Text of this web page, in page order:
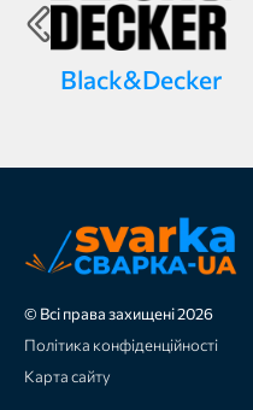
Black&Decker
© Всі права захищені 2026
Політика конфіденційності
Карта сайту